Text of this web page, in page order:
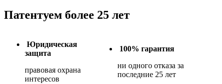
Патентуем более 25 лет
Юридическая
защита
правовая охрана
интересов
100% гарантия
ни одного отказа за
последние 25 лет